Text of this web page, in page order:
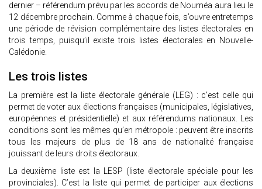
dernier – référendum prévu par les accords de Nouméa aura lieu le
12 décembre prochain. Comme à chaque fois, s’ouvre entretemps
une période de révision complémentaire des listes électorales en
trois temps, puisqu’il existe trois listes électorales en Nouvelle-
Calédonie.
Les trois listes
La première est la liste électorale générale (LEG) : c’est celle qui
permet de voter aux élections françaises (municipales, législatives,
européennes et présidentielle) et aux référendums nationaux. Les
conditions sont les mêmes qu’en métropole : peuvent être inscrits
tous les majeurs de plus de 18 ans de nationalité française
jouissant de leurs droits électoraux.
La deuxième liste est la LESP (liste électorale spéciale pour les
provinciales). C’est la liste qui permet de participer aux élections